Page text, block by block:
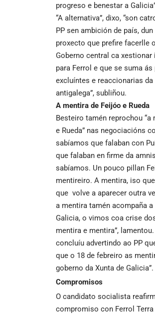
progreso e benestar a
“A alternativa”, dixo, “son
PP sen ambición de país, dun
proxecto que prefire facerlle
Goberno central ca
para Ferrol e que se suma
excluíntes e reaccionarias da
antigalega”, subliñou.
A mentira de Feijóo e Rueda
Besteiro tamén reprochou “a
e Rueda” nas negociacións
sabíamos que falaban con
que falaban en firme da
sabíamos. Un pouco pillan
mentireiro. A mentira, iso
que volve a aparecer outra
a mentira tamén acompaña a
Galicia, o vimos coa crise
mentira e mentira”,
concluíu advertindo ao PP
que o 18 de febreiro as
goberno da Xunta de Galicia”.
Compromisos
O candidato socialista
compromiso con Ferrol